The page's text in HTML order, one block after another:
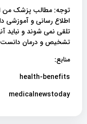
توجه: مطالب پزشک من
اطلاع رسانی و آموزشی
تلقی نمی شوند و نباید
تشخیص و درمان
منابع:
health-benefits
medicalnewstoday